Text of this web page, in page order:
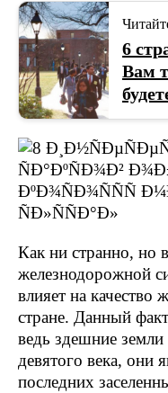
6
Вам
Как ни странно, но
железнодорожной
влияет на качество
стране. Данный
ведь здешние земли
девятого века, они
последних